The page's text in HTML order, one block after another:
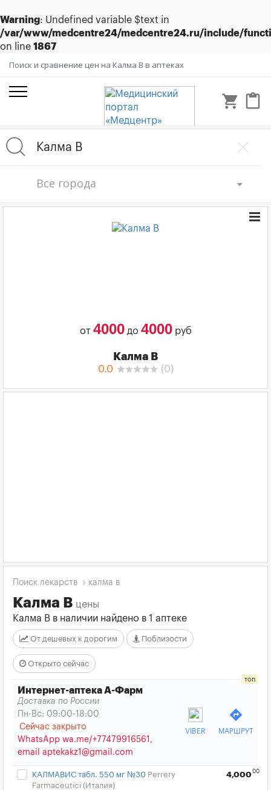
Warning: Undefined variable $text in
/var/www/medcentre24/medcentre24.ru/include/
on line 1867
Поиск и сравнение цен на Калма В в аптеках
shopping_cart content_paste
Все города
от 4000до 4000руб
Калма В
0.0 (0)
Поиск лекарств калма в
Калма В цены
Калма В в наличии найдено в 1 аптеке
От дешевых к дорогим Поблизости
Открыто сейчас
Интернет-аптека А-Фарм
Доставка по России
Пн-Вс: 09:00-18:00
Сейчас закрыто
WhatsApp wa.me/+77479916561,
email aptekakz1@gmail.com
VIBER
directions
МАРШРУТ
КАЛМАВИС табл. 550 мг №30 Perrery
Farmaceutici (Италия)
4,000 00